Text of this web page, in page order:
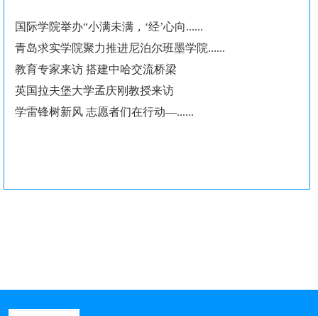
国际学院举办“小满未满，‘经’心向......
青岛求实学院聚力推进尼泊尔班墨学院......
教育专家来访 搭建中哈交流桥梁
英国拉夫堡大学孟庆刚教授来访
学雷锋树新风 志愿者们在行动—......